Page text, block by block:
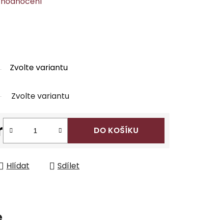
Zvolte variantu
Zvolte variantu
DO KOŠÍKU
Hlídat Sdílet